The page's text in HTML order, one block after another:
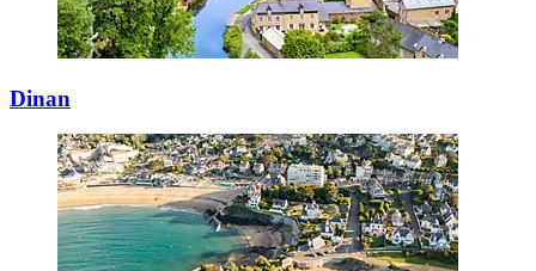
Dinan